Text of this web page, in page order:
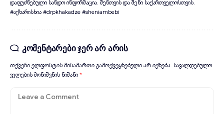
დაფუძნებული სანდო ინფორმაცია. შენთვის და შენი საქართველოსთვის.
#აქხარისხია #drpkhakadze #sheniambebi
კომენტარები ჯერ არ არის
თქვენი ელფოსტის მისამართი გამოქვეყნებული არ იქნება. სავალდებულო
ველების მონიშვნის ნიშანი *